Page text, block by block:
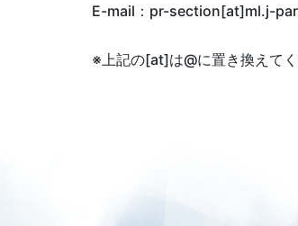
E-mail ：pr-section[at]ml.j-
※上記の[at]は@に置き換えてく